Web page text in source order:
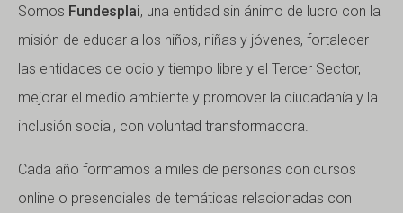
Somos Fundesplai, una entidad sin ánimo de lucro con la
misión de educar a los niños, niñas y jóvenes, fortalecer
las entidades de ocio y tiempo libre y el Tercer Sector,
mejorar el medio ambiente y promover la ciudadanía y la
inclusión social, con voluntad transformadora.
Cada año formamos a miles de personas con cursos
online o presenciales de temáticas relacionadas con